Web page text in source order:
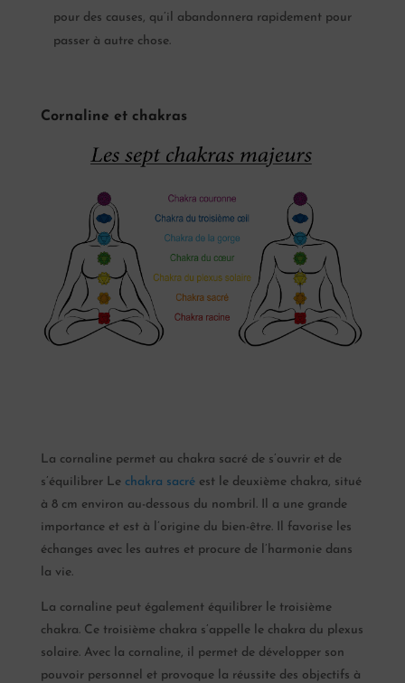
pour des causes, qu’il abandonnera rapidement pour
passer à autre chose.
Cornaline et chakras
La cornaline permet au chakra sacré de s’ouvrir et de
s’équilibrer Le chakra sacréest le deuxième chakra, situé
à 8 cm environ au-dessous du nombril. Il a une grande
importance et est à l’origine du bien-être. Il favorise les
échanges avec les autres et procure de l’harmonie dans
la vie.
La cornaline peut également équilibrer le troisième
chakra. Ce troisième chakra s’appelle le chakra du plexus
solaire. Avec la cornaline, il permet de développer son
pouvoir personnel et provoque la réussite des objectifs à